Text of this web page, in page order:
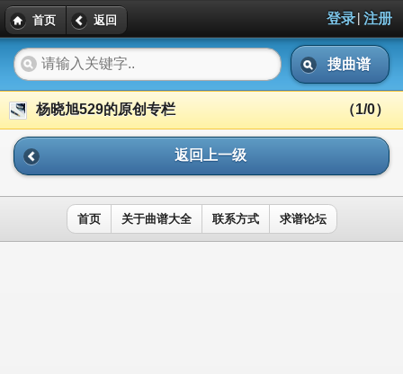
首页 返回 登录| 注册
搜曲谱
杨晓旭529的原创专栏 （1/0）
返回上一级
首页 关于曲谱大全 联系方式 求谱论坛